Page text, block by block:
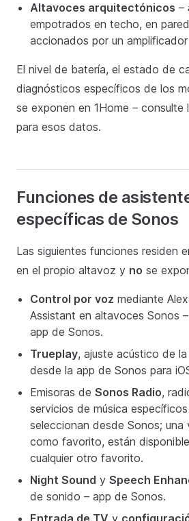
Altavoces arquitectónicos –
empotrados en techo, en
accionados por un
El nivel de batería, el estado de
diagnósticos específicos de los
se exponen en 1Home – consulte
para esos datos.
Funciones de
específicas de Sonos
Las siguientes funciones residen
en el propio altavoz y no se
Control por voz mediante
Assistant en altavoces Sonos
app de Sonos.
Trueplay, ajuste acústico de
desde la app de Sonos para
Emisoras de Sonos Radio,
servicios de música
seleccionan desde Sonos; una
como favorito, están
cualquier otro favorito.
Night Sound y Speech
de sonido – app de Sonos.
Entrada de TV y